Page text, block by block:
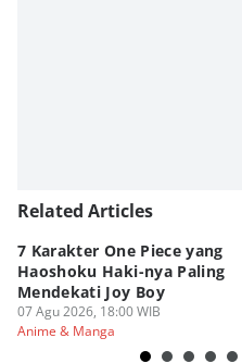
Related Articles
7 Karakter One Piece yang
Haoshoku Haki-nya Paling
Mendekati Joy Boy
07 Agu 2026, 18:00 WIB
Anime & Manga